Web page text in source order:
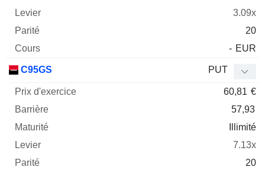
3.09x
20
- EUR
C95GS PUT
60,81 €
57,93
Illimité
7.13x
20